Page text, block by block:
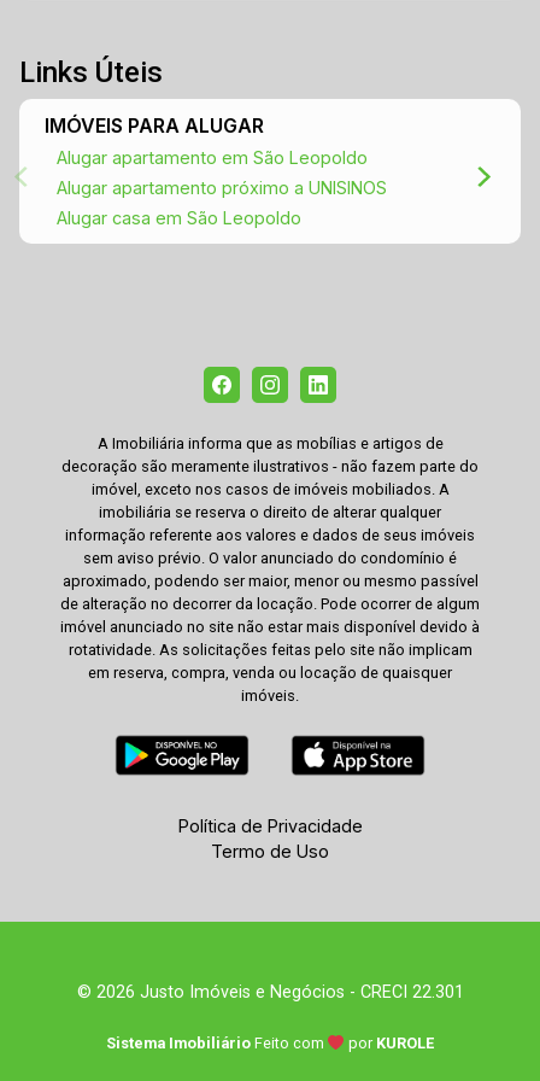
Links Úteis
IMÓVEIS PARA ALUGAR
Alugar apartamento em São Leopoldo
Alugar apartamento próximo a UNISINOS
Alugar casa em São Leopoldo
A Imobiliária informa que as mobílias e artigos de
decoração são meramente ilustrativos - não fazem parte do
imóvel, exceto nos casos de imóveis mobiliados. A
imobiliária se reserva o direito de alterar qualquer
informação referente aos valores e dados de seus imóveis
sem aviso prévio. O valor anunciado do condomínio é
aproximado, podendo ser maior, menor ou mesmo passível
de alteração no decorrer da locação. Pode ocorrer de algum
imóvel anunciado no site não estar mais disponível devido à
rotatividade. As solicitações feitas pelo site não implicam
em reserva, compra, venda ou locação de quaisquer
imóveis.
Política de Privacidade
Termo de Uso
© 2026 Justo Imóveis e Negócios - CRECI 22.301
Sistema Imobiliário Feito com por KUROLE